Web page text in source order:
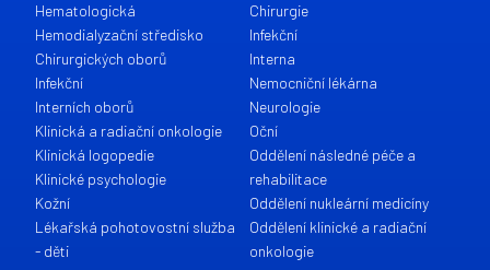
Hematologická
Hemodialyzační středisko
Chirurgických oborů
Infekční
Interních oborů
Klinická a radiační onkologie
Klinická logopedie
Klinické psychologie
Kožní
Lékařská pohotovostní služba
- děti
Chirurgie
Infekční
Interna
Nemocniční lékárna
Neurologie
Oční
Oddělení následné péče a
rehabilitace
Oddělení nukleární medicíny
Oddělení klinické a radiační
onkologie